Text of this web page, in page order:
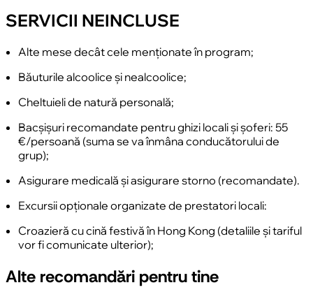
SERVICII NEINCLUSE
Alte mese decât cele menționate în program;
Băuturile alcoolice și nealcoolice;
Cheltuieli de natură personală;
Bacșișuri recomandate pentru ghizi locali și șoferi: 55
€/persoană (suma se va înmâna conducătorului de
grup);
Asigurare medicală și asigurare storno (recomandate).
Excursii opționale organizate de prestatori locali:
Croazieră cu cină festivă în Hong Kong (detaliile și tariful
vor fi comunicate ulterior);
Alte recomandări pentru tine